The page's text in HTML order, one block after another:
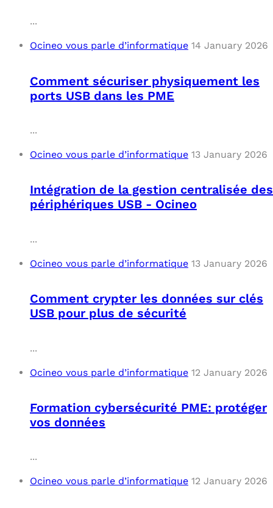
...
Ocineo vous parle d’informatique 14 January 2026
Comment sécuriser physiquement les
ports USB dans les PME
...
Ocineo vous parle d’informatique 13 January 2026
Intégration de la gestion centralisée des
périphériques USB - Ocineo
...
Ocineo vous parle d’informatique 13 January 2026
Comment crypter les données sur clés
USB pour plus de sécurité
...
Ocineo vous parle d’informatique 12 January 2026
Formation cybersécurité PME: protéger
vos données
...
Ocineo vous parle d’informatique 12 January 2026